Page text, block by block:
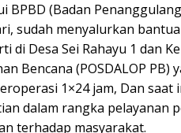
BPBD (Badan
sudah menyalurkan
di Desa Sei Rahayu 1 dan
Bencana (POSDALOP
1×24 jam, Dan saat
dalam rangka pelayanan
terhadap masyarakat.